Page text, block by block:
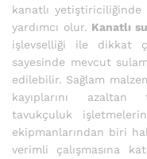
kanatlı yetiştiriciliğinde
yardımcı olur. Kanatlı
işlevselliği ile dikkat
sayesinde mevcut
edilebilir. Sağlam
kayıplarını azaltan
tavukçuluk
ekipmanlarından biri
verimli çalışmasına